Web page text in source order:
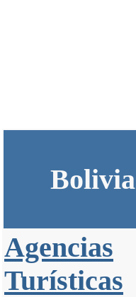
Bolivia
Agencias
Turísticas